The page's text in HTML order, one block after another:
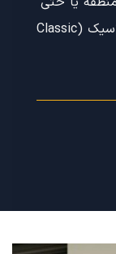
شهر را تحت تأثیر قرار می‌دهد. نمای کلاسیک (Classic